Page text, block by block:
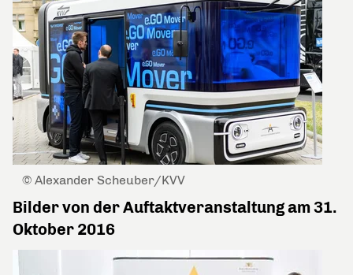
© Alexander Scheuber/KVV
Bilder von der Auftaktveranstaltung am 31.
Oktober 2016